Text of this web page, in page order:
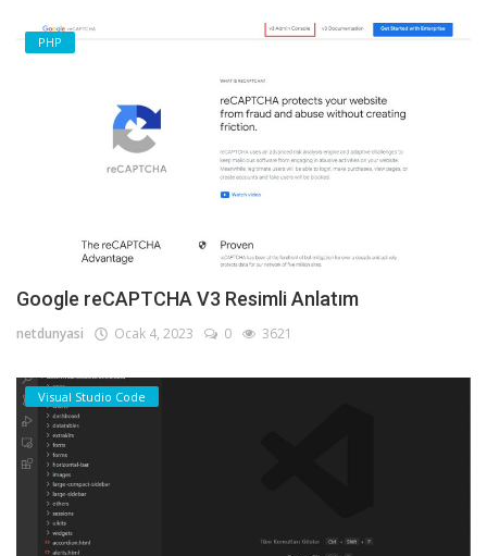
PHP
Google reCAPTCHA V3 Resimli Anlatım
netdunyasi Ocak 4, 2023 0 3621
Visual Studio Code